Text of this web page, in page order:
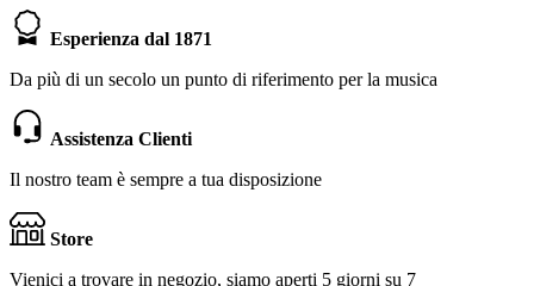
Esperienza dal 1871
Da più di un secolo un punto di riferimento per la musica
Assistenza Clienti
Il nostro team è sempre a tua disposizione
Store
Vienici a trovare in negozio, siamo aperti 5 giorni su 7